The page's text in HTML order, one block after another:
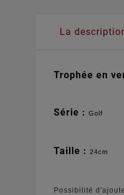
La
Trophée en
Série : Golf
Taille : 24cm
Possibilité